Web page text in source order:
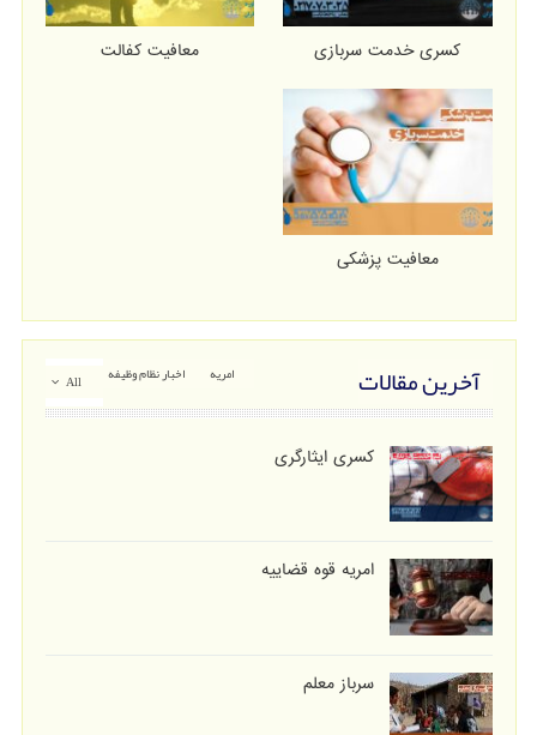
کسری خدمت سربازی معافیت کفالت
معافیت پزشکی
All آخرین مقالات اخبار نظام وظیفه امریه
کسری ایثارگری
امریه قوه قضاییه
سرباز معلم